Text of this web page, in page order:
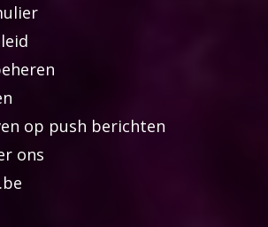
op push berichten
ons